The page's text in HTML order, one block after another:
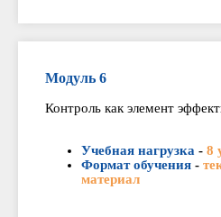
Модуль 6
Контроль как элемент
Учебная нагрузка - 8
Формат обучения -
материал